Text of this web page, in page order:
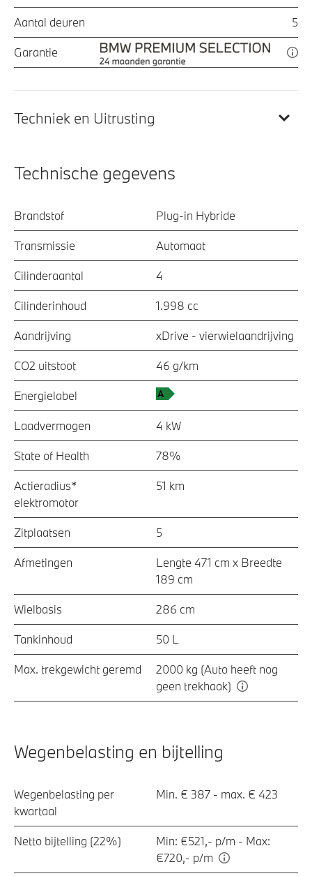
Aantal deuren 5
Garantie
Techniek en Uitrusting
Technische gegevens
Brandstof Plug-in Hybride
Transmissie Automaat
Cilinderaantal 4
Cilinderinhoud 1.998 cc
Aandrijving xDrive - vierwielaandrijving
CO2 uitstoot 46 g/km
Energielabel
Laadvermogen 4 kW
State of Health 78%
Actieradius*
elektromotor
51 km
Zitplaatsen 5
Afmetingen
Lengte 471 cm x Breedte
189 cm
Wielbasis 286 cm
Tankinhoud 50 L
Max. trekgewicht geremd
2000 kg (Auto heeft nog
geen trekhaak)
Wegenbelasting en bijtelling
Wegenbelasting per
kwartaal
Min. € 387 - max. € 423
Netto bijtelling (22%)
Min: €521,- p/m - Max:
€720,- p/m